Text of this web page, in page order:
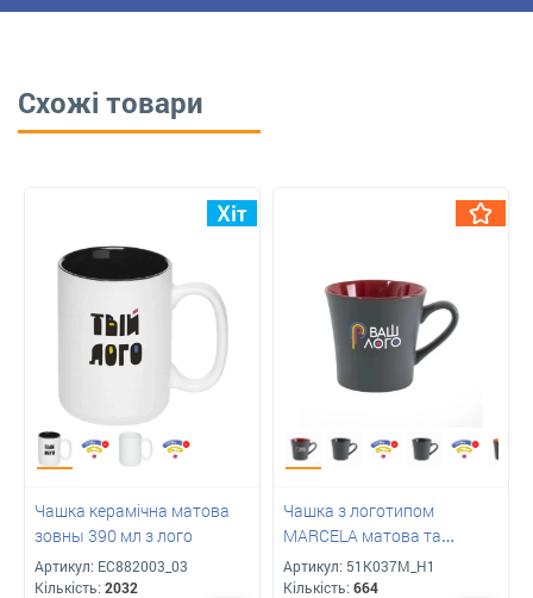
Схожі товари
Чашка керамічна матова
зовны 390 мл з лого
Артикул: ЕС882003_03
Кількість: 2032
Чашка з логотипом
MARCELA матова та
глянсова всередині, 360 мл
Артикул: 51K037M_H1
Кількість: 664